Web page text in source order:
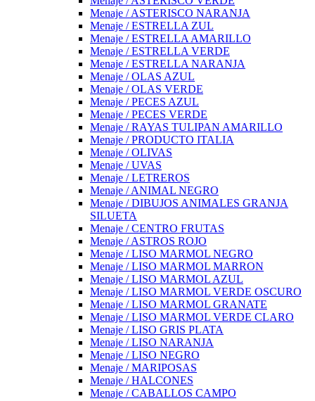
Menaje / ASTERISCO NARANJA
Menaje / ESTRELLA ZUL
Menaje / ESTRELLA AMARILLO
Menaje / ESTRELLA VERDE
Menaje / ESTRELLA NARANJA
Menaje / OLAS AZUL
Menaje / OLAS VERDE
Menaje / PECES AZUL
Menaje / PECES VERDE
Menaje / RAYAS TULIPAN AMARILLO
Menaje / PRODUCTO ITALIA
Menaje / OLIVAS
Menaje / UVAS
Menaje / LETREROS
Menaje / ANIMAL NEGRO
Menaje / DIBUJOS ANIMALES GRANJA
SILUETA
Menaje / CENTRO FRUTAS
Menaje / ASTROS ROJO
Menaje / LISO MARMOL NEGRO
Menaje / LISO MARMOL MARRON
Menaje / LISO MARMOL AZUL
Menaje / LISO MARMOL VERDE OSCURO
Menaje / LISO MARMOL GRANATE
Menaje / LISO MARMOL VERDE CLARO
Menaje / LISO GRIS PLATA
Menaje / LISO NARANJA
Menaje / LISO NEGRO
Menaje / MARIPOSAS
Menaje / HALCONES
Menaje / CABALLOS CAMPO